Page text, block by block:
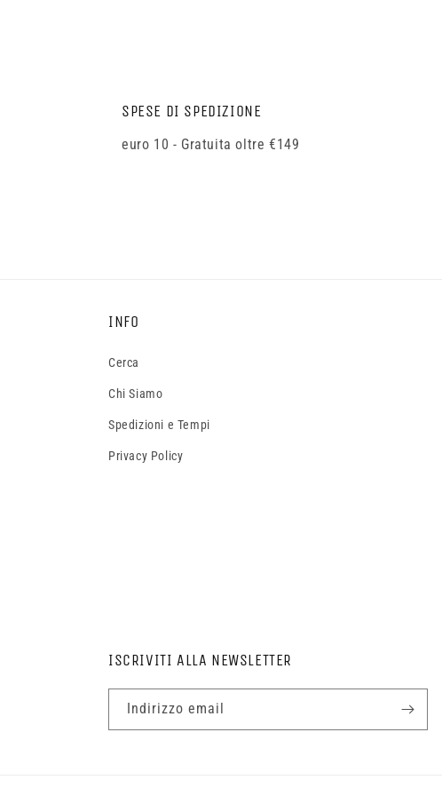
SPESE DI SPEDIZIONE
euro 10 - Gratuita oltre €149
INFO
Cerca
Chi Siamo
Spedizioni e Tempi
Privacy Policy
ISCRIVITI ALLA NEWSLETTER
Indirizzo email